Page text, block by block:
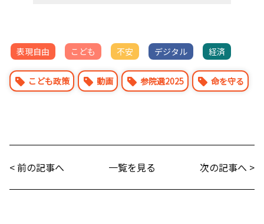
表現自由 こども 不安 デジタル 経済
こども政策 動画 参院選2025 命を守る
< 前の記事へ 一覧を見る 次の記事へ >